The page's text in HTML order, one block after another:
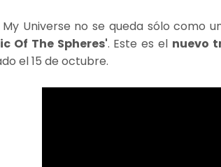
My Universe no se queda sólo como
Of The Spheres'. Este es el nuevo
el 15 de octubre.